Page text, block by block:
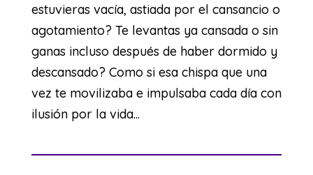
estuvieras vacía, astiada por el cansancio o
agotamiento? Te levantas ya cansada o sin
ganas incluso después de haber dormido y
descansado? Como si esa chispa que una
vez te movilizaba e impulsaba cada día con
ilusión por la vida...